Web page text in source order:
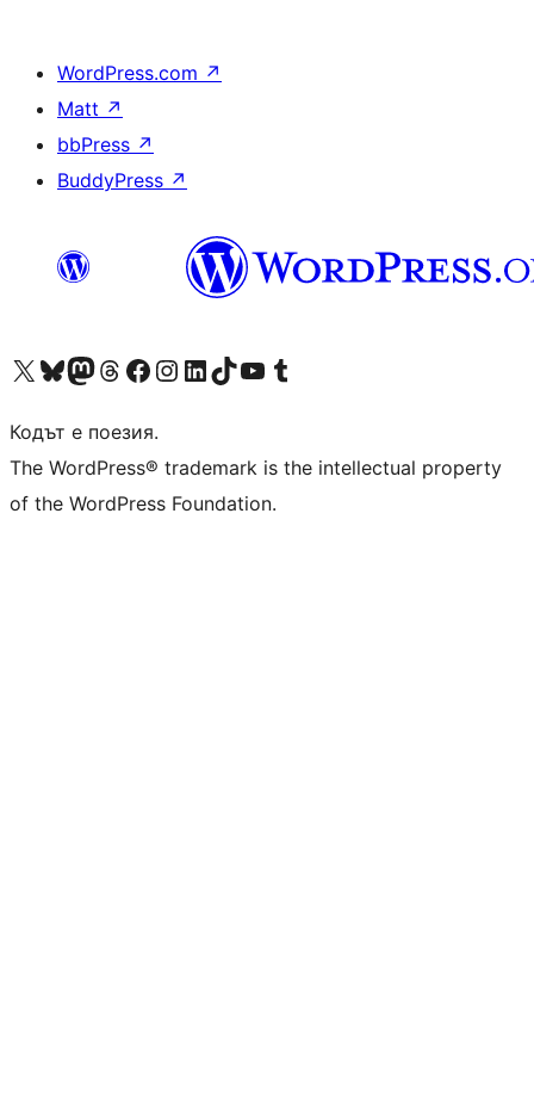
WordPress.com ↗
Matt ↗
bbPress ↗
BuddyPress ↗
Visit our X (formerly Twitter) account
Visit our Bluesky account
Visit our Mastodon account
Visit our Threads account
Посетете нашата страница във Facebook
Посетете нашия профил в Instagram
Посетете нашия профил в LinkedIn
Visit our TikTok account
Visit our YouTube channel
Visit our Tumblr account
Кодът е поезия.
The WordPress® trademark is the intellectual property
of the WordPress Foundation.